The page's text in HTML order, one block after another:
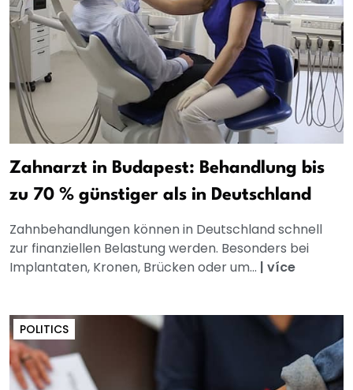
Zahnarzt in Budapest: Behandlung bis
zu 70 % günstiger als in Deutschland
Zahnbehandlungen können in Deutschland schnell
zur finanziellen Belastung werden. Besonders bei
Implantaten, Kronen, Brücken oder um... | více
POLITICS